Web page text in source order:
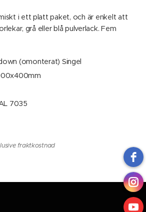
i ett platt paket, och är enkelt att
grå eller blå pulverlack. Fem
(omonterat) Singel
7035
fraktkostnad